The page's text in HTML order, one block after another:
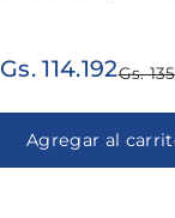
Gs. 114.192Gs.
Agregar al